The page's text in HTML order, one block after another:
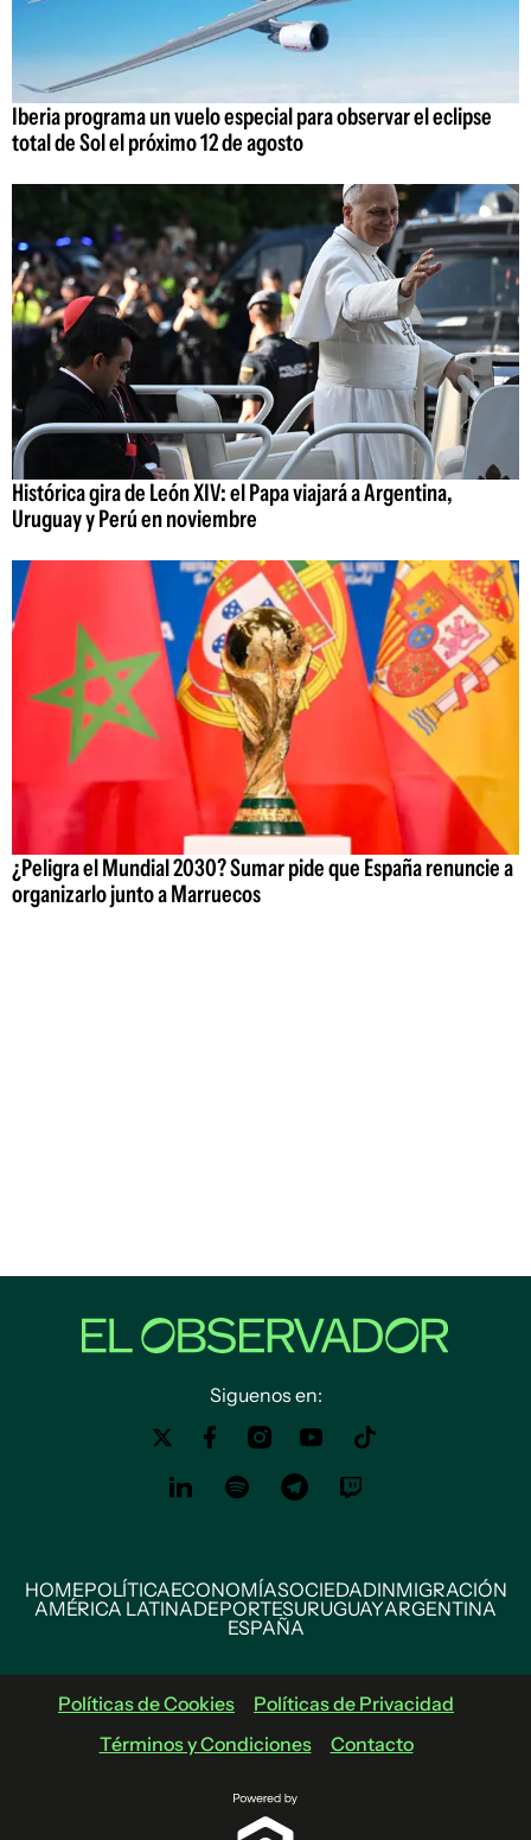
Iberia programa un vuelo especial para observar el eclipse
total de Sol el próximo 12 de agosto
Histórica gira de León XIV: el Papa viajará a Argentina,
Uruguay y Perú en noviembre
¿Peligra el Mundial 2030? Sumar pide que España renuncie a
organizarlo junto a Marruecos
Siguenos en:
HOMEPOLÍTICAECONOMÍASOCIEDADINMIGRACIÓN
AMÉRICA LATINADEPORTESURUGUAYARGENTINA
ESPAÑA
Políticas de Cookies
Políticas de Privacidad
Términos y Condiciones
Contacto